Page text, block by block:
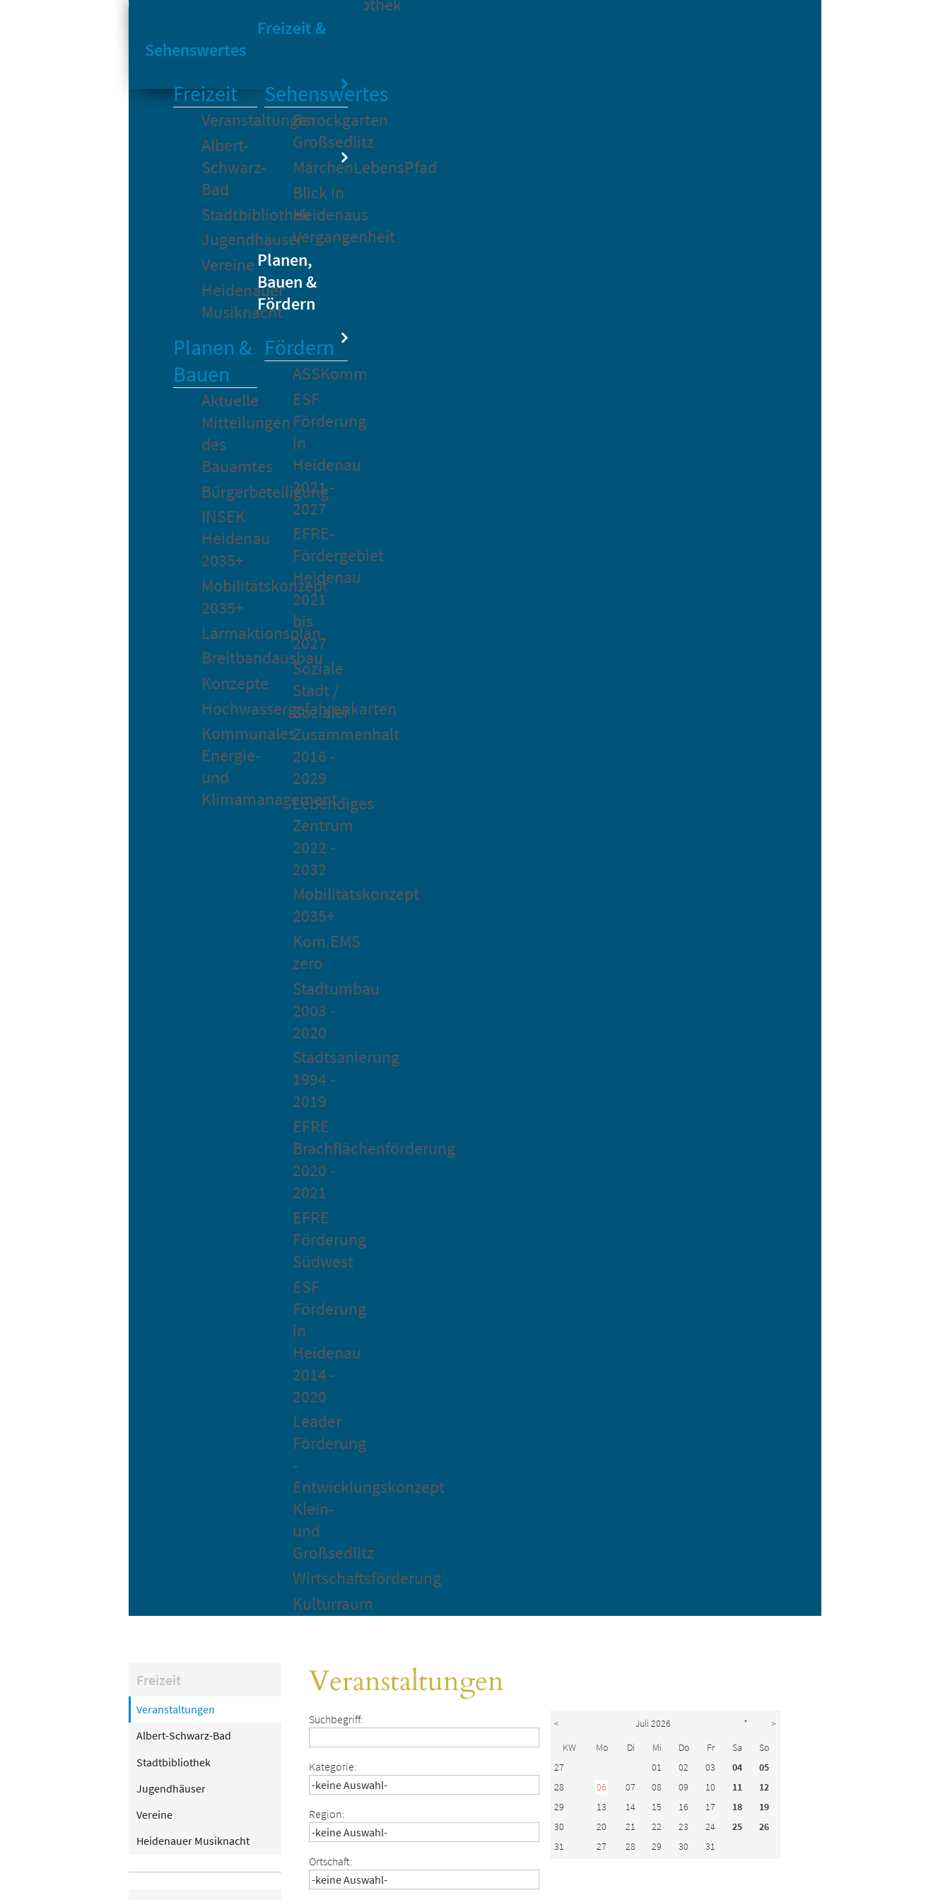
Bikesharing
Stadtbibliothek
Freizeit &
Sehenswertes
Freizeit
Veranstaltungen
Albert-
Schwarz-
Bad
Stadtbibliothek
Jugendhäuser
Vereine
Heidenauer
Musiknacht
Sehenswertes
Barockgarten
Großsedlitz
MärchenLebensPfad
Blick in
Heidenaus
Vergangenheit
Planen,
Bauen &
Fördern
Planen &
Bauen
Aktuelle
Mitteilungen
des
Bauamtes
Bürgerbeteiligung
INSEK
Heidenau
2035+
Mobilitätskonzept
2035+
Lärmaktionsplan
Breitbandausbau
Konzepte
Hochwassergefahrenkarten
Kommunales
Energie-
und
Klimamanagement
Fördern
ASSKomm
ESF
Förderung
in
Heidenau
2021 -
2027
EFRE-
Fördergebiet
Heidenau
2021
bis
2027
Soziale
Stadt /
Sozialer
Zusammenhalt
2016 -
2029
Lebendiges
Zentrum
2022 -
2032
Mobilitätskonzept
2035+
Kom.EMS
zero
Stadtumbau
2003 -
2020
Stadtsanierung
1994 -
2019
EFRE
Brachflächenförderung
2020 -
2021
EFRE
Förderung
Südwest
ESF
Förderung
in
Heidenau
2014 -
2020
Leader
Förderung
-
Entwicklungskonzept
Klein-
und
Großsedlitz
Wirtschaftsförderung
Kulturraum
Freizeit
Veranstaltungen
Albert-Schwarz-Bad
Stadtbibliothek
Jugendhäuser
Vereine
Heidenauer Musiknacht
Veranstaltungen
Suchbegriff:
Kategorie:
Region:
Ortschaft:
< Juli 2026 *
>
KW
Mo Di Mi Do Fr Sa
So
27
01 02 03 04
05
28
06 07 08 09 10 11
12
29
13 14 15 16 17 18
19
30
20 21 22 23 24 25
26
31
27 28 29 30 31